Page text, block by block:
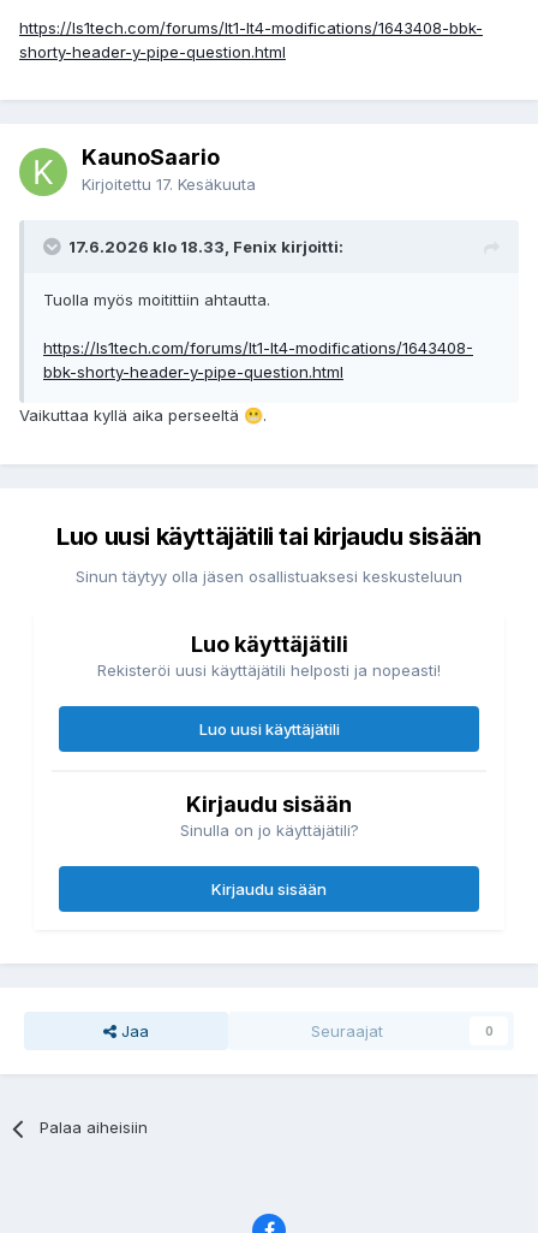
https://ls1tech.com/forums/lt1-lt4-modifications/1643408-bbk-
shorty-header-y-pipe-question.html
KaunoSaario
Kirjoitettu 17. Kesäkuuta
17.6.2026 klo 18.33, Fenix kirjoitti:
Tuolla myös moitittiin ahtautta.
https://ls1tech.com/forums/lt1-lt4-modifications/1643408-
bbk-shorty-header-y-pipe-question.html
Vaikuttaa kyllä aika perseeltä 😬.
Luo uusi käyttäjätili tai kirjaudu sisään
Sinun täytyy olla jäsen osallistuaksesi keskusteluun
Luo käyttäjätili
Rekisteröi uusi käyttäjätili helposti ja nopeasti!
Luo uusi käyttäjätili
Kirjaudu sisään
Sinulla on jo käyttäjätili?
Kirjaudu sisään
Jaa Seuraajat 0
Palaa aiheisiin